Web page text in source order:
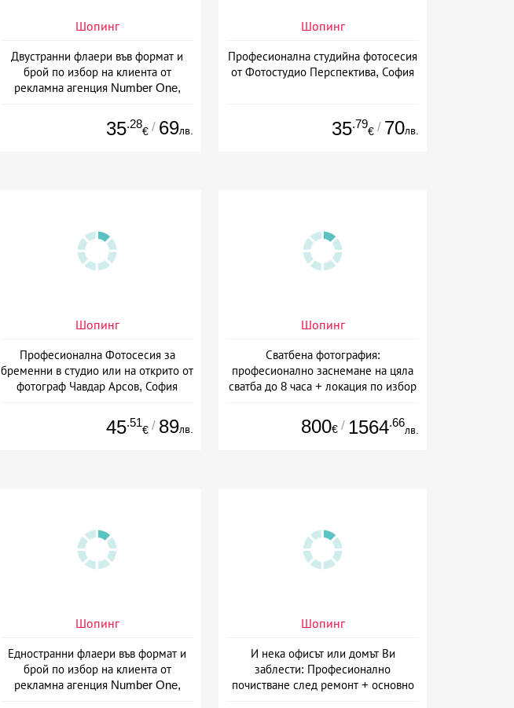
Шопинг
Двустранни флаери във формат и
брой по избор на клиента от
рекламна агенция Number One,
35.28
€ / 69лв.
Шопинг
Професионална студийна фотосесия
от Фотостудио Перспектива, София
35.79
€ / 70лв.
Шопинг
Професионална Фотосесия за
бременни в студио или на открито от
фотограф Чавдар Арсов, София
45.51
€ / 89лв.
Шопинг
Сватбена фотография:
професионално заснемане на цяла
сватба до 8 часа + локация по избор
Артмейд Студио
800€ / 1564.66
лв.
Шопинг
Едностранни флаери във формат и
брой по избор на клиента от
рекламна агенция Number One,
Шопинг
И нека офисът или домът Ви
заблести: Професионално
почистване след ремонт + основно